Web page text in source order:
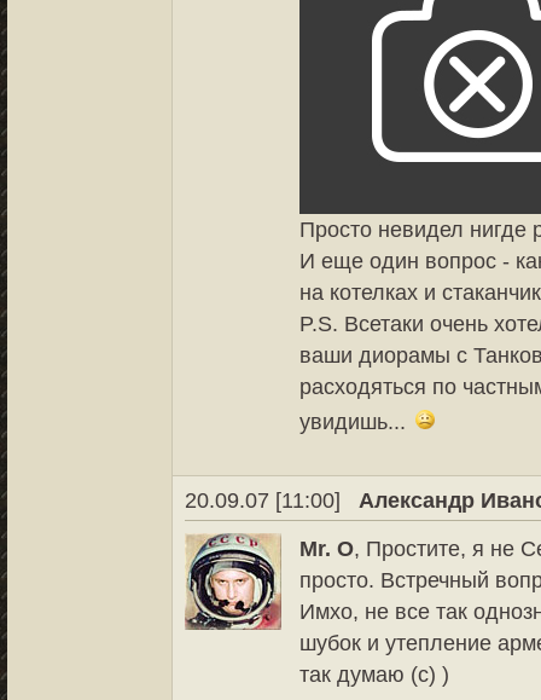
Просто невидел нигде
И еще один вопрос -
на котелках и
P.S. Всетаки очень
ваши диорамы с
расходяться по
увидишь...
20.09.07 [11:00]
Александр
Mr. O, Простите, я не
просто. Встречный
Имхо, не все так
шубок и утепление
так думаю (с) )